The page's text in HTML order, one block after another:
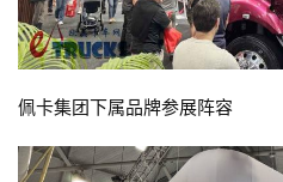
佩卡集团下属品牌参展阵容